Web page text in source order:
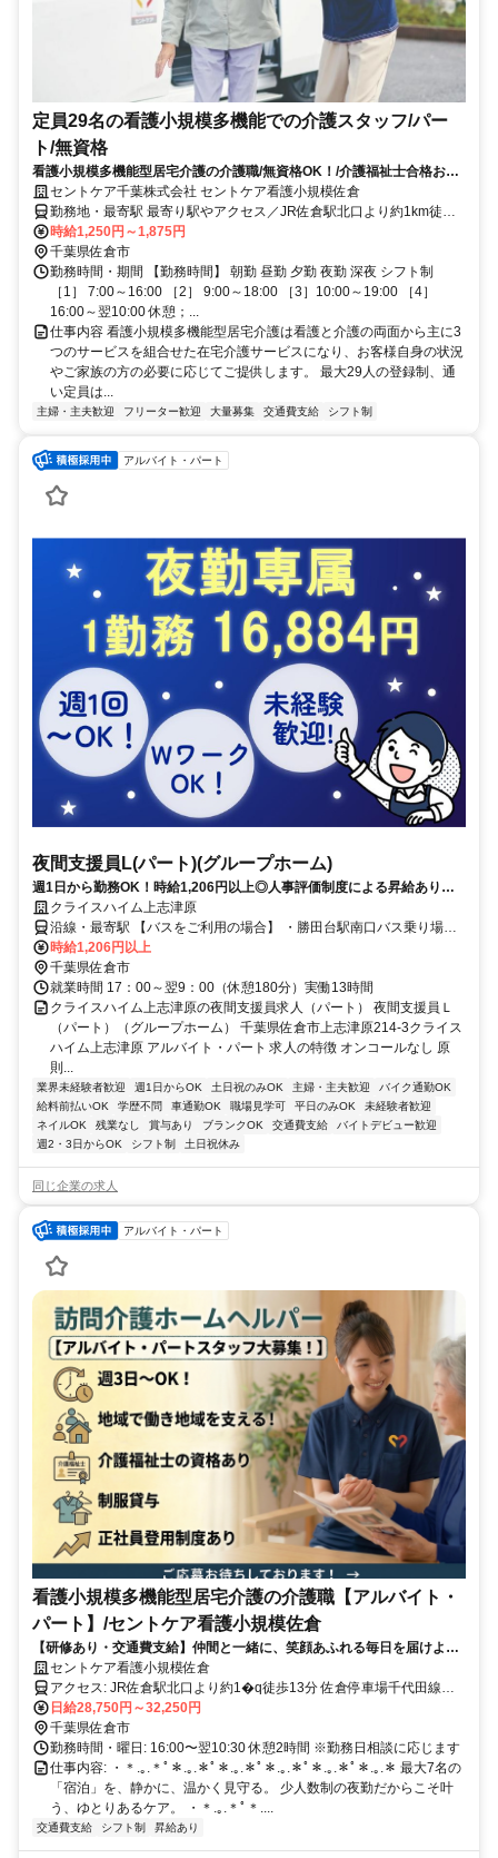
定員29名の看護小規模多機能での介護スタッフ/パー
ト/無資格
看護小規模多機能型居宅介護の介護職/無資格OK！/介護福祉士合格お祝
い金あり☆資格取得をサポートします！
セントケア千葉株式会社 セントケア看護小規模佐倉
勤務地・最寄駅 最寄り駅やアクセス／JR佐倉駅北口より約1km徒歩
13分 夢天下ラーメンさん向い ＜マイカー通勤可/駐車場完備＞
時給1,250円～1,875円
千葉県佐倉市
勤務時間・期間 【勤務時間】 朝勤 昼勤 夕勤 夜勤 深夜 シフト制
［1］ 7:00～16:00 ［2］ 9:00～18:00 ［3］10:00～19:00 ［4］
16:00～翌10:00 休憩；...
仕事内容 看護小規模多機能型居宅介護は看護と介護の両面から主に3
つのサービスを組合せた在宅介護サービスになり、お客様自身の状況
やご家族の方の必要に応じてご提供します。 最大29人の登録制、通
い定員は...
主婦・主夫歓迎 フリーター歓迎 大量募集 交通費支給 シフト制
アルバイト・パート
夜間支援員L(パート)(グループホーム)
週1日から勤務OK！時給1,206円以上◎人事評価制度による昇給あり！
服装・髪色・ネイル自由（規定あり）♪働きやすい環境づくりを進めてい
ます！
クライスハイム上志津原
沿線・最寄駅 【バスをご利用の場合】 ・勝田台駅南口バス乗り場よ
り千葉内陸バス【K31】【K33】系統乗車 後約7分「勝田入口」バス
停下車徒歩約12分 ・四街道駅北口バス乗り場より千葉内陸バス
【Y40】系統乗車 後約15分「上志津原」バス停下車徒歩約11分
時給1,206円以上
千葉県佐倉市
就業時間 17：00～翌9：00（休憩180分）実働13時間
クライスハイム上志津原の夜間支援員求人（パート） 夜間支援員Ｌ
（パート）（グループホーム） 千葉県佐倉市上志津原214-3クライス
ハイム上志津原 アルバイト・パート 求人の特徴 オンコールなし 原
則...
業界未経験者歓迎 週1日からOK 土日祝のみOK 主婦・主夫歓迎
バイク通勤OK
給料前払いOK
学歴不問 車通勤OK 職場見学可 平日のみOK
未経験者歓迎
ネイルOK
残業なし 賞与あり ブランクOK 交通費支給
バイトデビュー歓迎
週2・3日からOK
シフト制 土日祝休み
同じ企業の求人
アルバイト・パート
看護小規模多機能型居宅介護の介護職【アルバイト・
パート】/セントケア看護小規模佐倉
【研修あり・交通費支給】仲間と一緒に、笑顔あふれる毎日を届けよう
✨♪セントケア看護小規模佐倉
アクセス: JR佐倉駅北口より約1�q徒歩13分 佐倉停車場千代田線・
四街道インター方面 ＜マイカー通勤可/駐車場完備＞
日給28,750円～32,250円
千葉県佐倉市
勤務時間・曜日: 16:00〜翌10:30 休憩2時間 ※勤務日相談に応じます
仕事内容: ・＊.｡.＊ﾟ＊.｡.＊ﾟ＊.｡.＊ﾟ＊.｡.＊ﾟ＊.｡.＊ﾟ＊.｡.＊ 最大7名の
「宿泊」を、静かに、温かく見守る。 少人数制の夜勤だからこそ叶
う、ゆとりあるケア。 ・＊.｡.＊ﾟ＊....
交通費支給 シフト制 昇給あり